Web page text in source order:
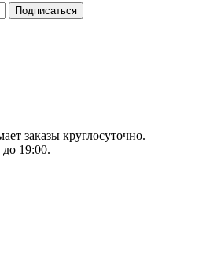
заказы круглосуточно.
до 19:00.